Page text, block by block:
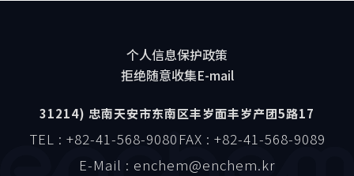
个人信息保护政策
拒绝随意收集E-mail
31214) 忠南天安市东南区丰岁面丰岁产团5路17
TEL : +82-41-568-9080 FAX : +82-41-568-9089
E-Mail : enchem@enchem.kr